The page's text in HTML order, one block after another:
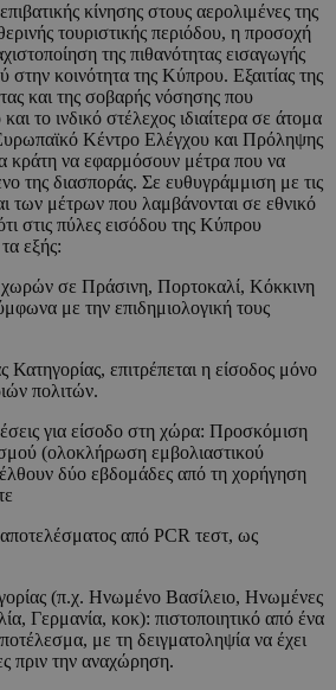
κίνησης στους αερολιμένες της
τουριστικής περιόδου, η προσοχή
της πιθανότητας εισαγωγής
στην κοινότητα της Κύπρου. Εξαιτίας της
και της σοβαρής νόσησης που
το ινδικό στέλεχος ιδιαίτερα σε άτομα
Κέντρο Ελέγχου και Πρόληψης
να εφαρμόσουν μέτρα που να
της διασποράς. Σε ευθυγράμμιση με τις
των μέτρων που λαμβάνονται σε εθνικό
στις πύλες εισόδου της Κύπρου
εξής:
σε Πράσινη, Πορτοκαλί, Κόκκινη
με την επιδημιολογική τους
επιτρέπεται η είσοδος μόνο
πολιτών.
για είσοδο στη χώρα: Προσκόμιση
(ολοκλήρωση εμβολιαστικού
δύο εβδομάδες από τη χορήγηση
από PCR τεστ, ως
(π.χ. Ηνωμένο Βασίλειο, Ηνωμένες
Γερμανία, κοκ): πιστοποιητικό από ένα
με τη δειγματοληψία να έχει
πριν την αναχώρηση.